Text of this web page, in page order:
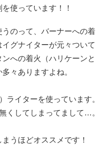
使っています！！
のって、バーナーへの着
グナイターが元々ついて
への着火（ハリケーンと
々ありますよね。
ライターを使っています。
くしてしまってまして…。
うほどオススメです！